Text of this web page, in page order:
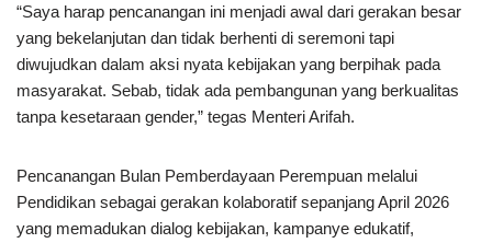
“Saya harap pencanangan ini menjadi awal dari gerakan besar
yang bekelanjutan dan tidak berhenti di seremoni tapi
diwujudkan dalam aksi nyata kebijakan yang berpihak pada
masyarakat. Sebab, tidak ada pembangunan yang berkualitas
tanpa kesetaraan gender,” tegas Menteri Arifah.
Pencanangan Bulan Pemberdayaan Perempuan melalui
Pendidikan sebagai gerakan kolaboratif sepanjang April 2026
yang memadukan dialog kebijakan, kampanye edukatif,